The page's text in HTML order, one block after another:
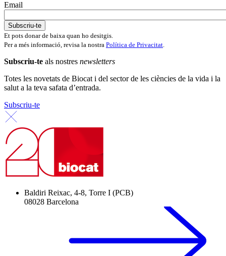
Email
Et pots donar de baixa quan ho desitgis.
Per a més informació, revisa la nostra Política de Privacitat.
Subscriu-te als nostres newsletters
Totes les novetats de Biocat i del sector de les ciències de la vida i la
salut a la teva safata d’entrada.
Subscriu-te
Baldiri Reixac, 4-8, Torre I (PCB)
08028 Barcelona